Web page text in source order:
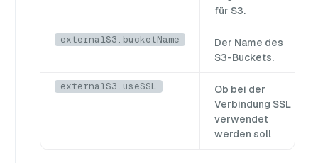
für S3.
externalS3.bucketName
Der Name des
S3-Buckets.
externalS3.useSSL
Ob bei der
Verbindung SSL
verwendet
werden soll